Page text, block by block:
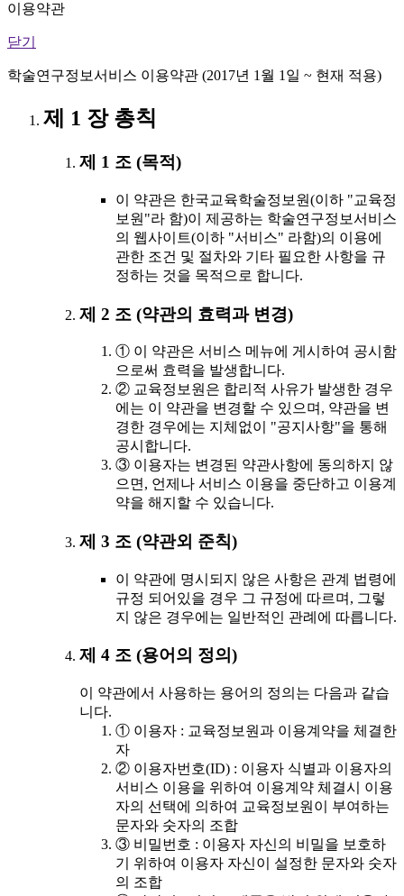
이용약관
닫기
학술연구정보서비스 이용약관 (2017년 1월 1일 ~ 현재 적용)
제 1 장 총칙
제 1 조 (목적)
이 약관은 한국교육학술정보원(이하 "교육정
보원"라 함)이 제공하는 학술연구정보서비스
의 웹사이트(이하 "서비스" 라함)의 이용에
관한 조건 및 절차와 기타 필요한 사항을 규
정하는 것을 목적으로 합니다.
제 2 조 (약관의 효력과 변경)
① 이 약관은 서비스 메뉴에 게시하여 공시함
으로써 효력을 발생합니다.
② 교육정보원은 합리적 사유가 발생한 경우
에는 이 약관을 변경할 수 있으며, 약관을 변
경한 경우에는 지체없이 "공지사항"을 통해
공시합니다.
③ 이용자는 변경된 약관사항에 동의하지 않
으면, 언제나 서비스 이용을 중단하고 이용계
약을 해지할 수 있습니다.
제 3 조 (약관외 준칙)
이 약관에 명시되지 않은 사항은 관계 법령에
규정 되어있을 경우 그 규정에 따르며, 그렇
지 않은 경우에는 일반적인 관례에 따릅니다.
제 4 조 (용어의 정의)
이 약관에서 사용하는 용어의 정의는 다음과 같습
니다.
① 이용자 : 교육정보원과 이용계약을 체결한
자
② 이용자번호(ID) : 이용자 식별과 이용자의
서비스 이용을 위하여 이용계약 체결시 이용
자의 선택에 의하여 교육정보원이 부여하는
문자와 숫자의 조합
③ 비밀번호 : 이용자 자신의 비밀을 보호하
기 위하여 이용자 자신이 설정한 문자와 숫자
의 조합